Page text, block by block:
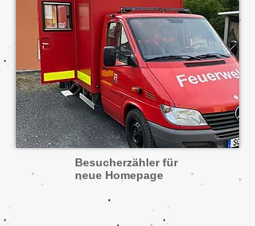
Besucherzähler für
neue Homepage